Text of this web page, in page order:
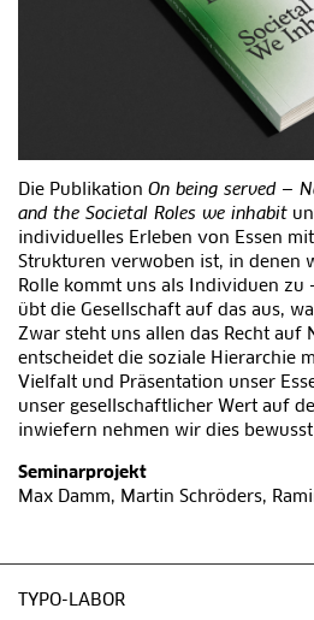
Die Publikation On being served —
and the Societal Roles we inhabit
individuelles Erleben von Essen
Strukturen verwoben ist, in denen
Rolle kommt uns als Individuen zu
übt die Gesellschaft auf das aus,
Zwar steht uns allen das Recht auf
entscheidet die soziale Hierarchie
Vielfalt und Präsentation unser
unser gesellschaftlicher Wert auf
inwiefern nehmen wir dies
Seminarprojekt
Max Damm, Martin Schröders,
TYPO-LABOR